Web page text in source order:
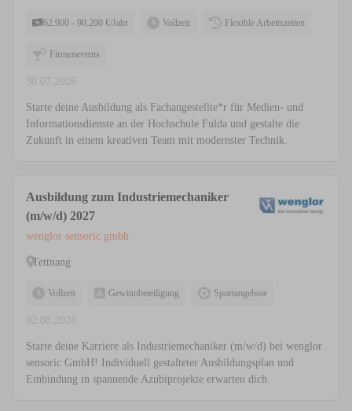
62.900 - 90.200 €/Jahr Vollzeit Flexible Arbeitszeiten
Firmenevents
30.07.2026
Starte deine Ausbildung als Fachangestellte*r für Medien- und
Informationsdienste an der Hochschule Fulda und gestalte die
Zukunft in einem kreativen Team mit modernster Technik.
Ausbildung zum Industriemechaniker
(m/w/d) 2027
wenglor sensoric gmbh
Tettnang
Vollzeit Gewinnbeteiligung Sportangebote
02.08.2026
Starte deine Karriere als Industriemechaniker (m/w/d) bei wenglor
sensoric GmbH! Individuell gestalteter Ausbildungsplan und
Einbindung in spannende Azubiprojekte erwarten dich.